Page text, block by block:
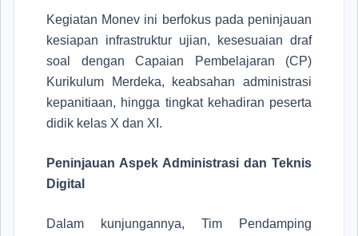
Kegiatan Monev ini berfokus pada peninjauan
kesiapan infrastruktur ujian, kesesuaian draf
soal dengan Capaian Pembelajaran (CP)
Kurikulum Merdeka, keabsahan administrasi
kepanitiaan, hingga tingkat kehadiran peserta
didik kelas X dan XI.
Peninjauan Aspek Administrasi dan Teknis
Digital
Dalam kunjungannya, Tim Pendamping